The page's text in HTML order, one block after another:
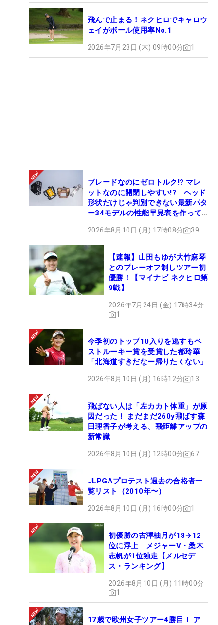
飛んで止まる！ネクヒロでキャロウ
ェイがボール使用率No.1
2026年7月23日 (木) 09時00分 1
ブレードなのにゼロトルク!? マレ
ットなのに開閉しやすい!? ヘッド
形状だけじゃ判別できない最新パタ
ー34モデルの性能早見表を作って
2026年8月10日 (月) 17時08分 39
【速報】山田もゆが大竹麻琴
とのプレーオフ制しツアー初
優勝！【マイナビ ネクヒロ第
9戦】
2026年7月24日 (金) 17時34分
1
今季初のトップ10入りを逃すもベ
ストルーキー賞を受賞した都玲華
「北海道すきだなー帰りたくない」
2026年8月10日 (月) 16時12分 13
飛ばない人は「左カカト体重」が原
因だった！ まだまだ260y飛ばす森
田理香子が考える、飛距離アップの
新常識
2026年8月10日 (月) 12時00分 67
JLPGAプロテスト過去の合格者一
覧リスト（2010年〜）
2026年8月10日 (月) 16時00分 1
初優勝の吉澤柚月が18→12
位に浮上 メジャーV・桑木
志帆が1位独走【メルセデ
ス・ランキング】
2026年8月10日 (月) 11時00分
1
17歳で欧州女子ツアー4勝目！ ア